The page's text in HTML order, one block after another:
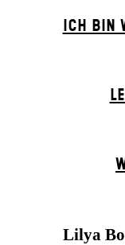
ICH BIN
Lilya